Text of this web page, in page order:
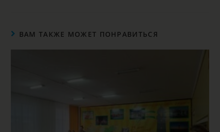
ВАМ ТАКЖЕ МОЖЕТ ПОНРАВИТЬСЯ